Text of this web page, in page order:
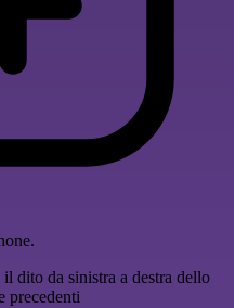
dito da sinistra a destra dello
precedenti